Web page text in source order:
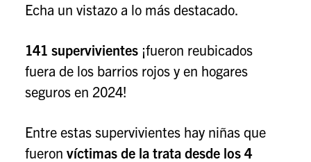
Echa un vistazo a lo más destacado.
141 supervivientes ¡fueron reubicados
fuera de los barrios rojos y en hogares
seguros en 2024!
Entre estas supervivientes hay niñas que
fueron víctimas de la trata desde los 4